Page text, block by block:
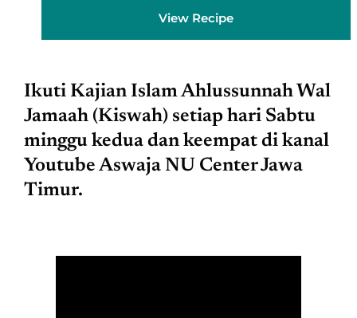
View Recipe
Ikuti Kajian Islam Ahlussunnah Wal
Jamaah (Kiswah) setiap hari Sabtu
minggu kedua dan keempat di kanal
Youtube Aswaja NU Center Jawa
Timur.